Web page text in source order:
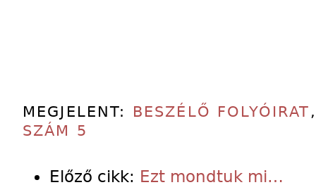
MEGJELENT: BESZÉLŐ FOLYÓIRAT
SZÁM 5
Előző cikk: Ezt mondtuk mi…